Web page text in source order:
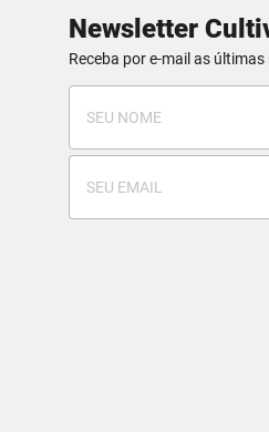
Newsletter
Receba por e-mail as